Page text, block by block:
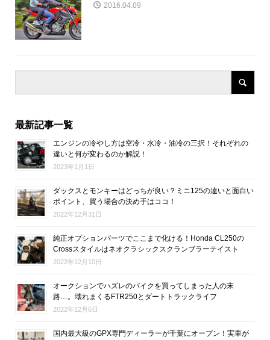
2016.04.09
最新記事一覧
エンジンの冷やし方は空冷・水冷・油冷の三択！それぞれの
違いと何が変わるのか解説！
2023年1月1日
ダックスとモンキーはどっちが良い？ミニ125の違いと面白い
ポイント、買う場合の決め手はココ！
2022年12月31日
純正オプションパーツでここまで化ける！Honda CL250の
Crossスタイルはネオクラシックスクランブラーテイスト
2022年12月10日
オークションでハズレのバイクを買ってしまった人の末
路…。壊れまくるFTR250とダートトラックライフ
2022年12月6日
国内最大級のGPX専門ディーラーが千葉にオープン！実車が